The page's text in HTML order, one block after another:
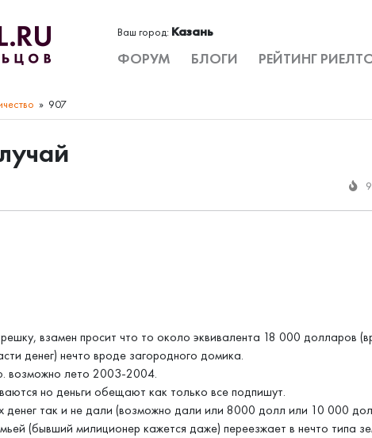
Ваш город: Казань
ФОРУМ БЛОГИ РЕЙТИНГ
907
взамен просит что то около эквивалента 18 000 долларов
денег) нечто вроде загородного домика.
возможно лето 2003-2004.
но деньги обещают как только все подпишут.
так и не дали (возможно дали или 8000 долл или 10 000
(бывший милиционер кажется даже) переезжает в нечто типа